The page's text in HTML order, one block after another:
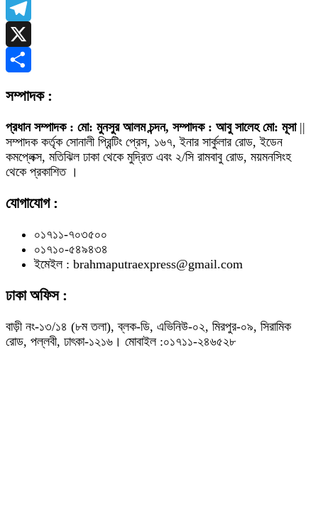
WhatsApp
Telegram
X
সম্পাদক :
প্রধান সম্পাদক : মো: মুনসুর আলম চন্দন, সম্পাদক : আবু সালেহ মো: মূসা||
সম্পাদক কর্তৃক সোনালী প্রিন্টিং প্রেস, ১৬৭, ইনার সার্কুলার রোড, ইডেন
কমপ্লেক্স, মতিঝিল ঢাকা থেকে মুদ্রিত এবং ২/সি রামবাবু রোড, ময়মনসিংহ
থেকে প্রকাশিত ।
যোগাযোগ :
০১৭১১-৭০৩৫০০
০১৭১০-৫৪৯৪৩৪
ইমেইল : brahmaputraexpress@gmail.com
ঢাকা অফিস :
বাড়ী নং-১৩/১৪ (৮ম তলা), ব্লক-ডি, এভিনিউ-০২, মিরপুর-০৯, সিরামিক
রোড, পল্লবী, ঢাৎকা-১২১৬। মোবাইল :০১৭১১-২৪৬৫২৮